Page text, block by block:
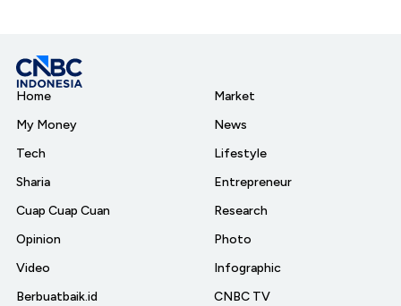
Home
My Money
Tech
Sharia
Cuap Cuap Cuan
Opinion
Video
Berbuatbaik.id
Market
News
Lifestyle
Entrepreneur
Research
Photo
Infographic
CNBC TV